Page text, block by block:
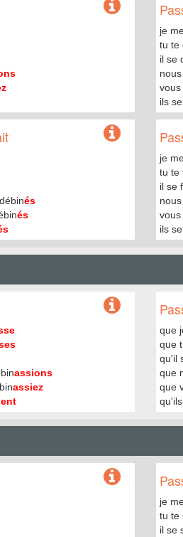
je
tu te
il se
vous
ils
és
és
je
tu te
il se
vous
ils
assions
assiez
que
que
qu'il
que
que
je
tu te
il se